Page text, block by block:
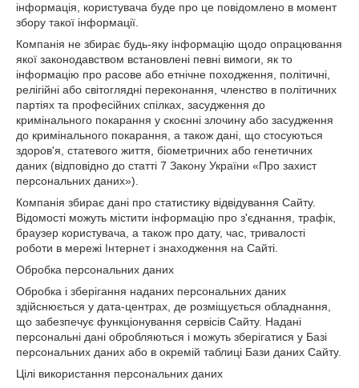
інформація, користувача буде про це повідомлено в момент
збору такої інформації.
Компанія не збирає будь-яку інформацію щодо опрацювання
якої законодавством встановлені певні вимоги, як то
інформацію про расове або етнічне походження, політичні,
релігійні або світоглядні переконання, членство в політичних
партіях та професійних спілках, засудження до
кримінального покарання у скоєнні злочину або засудження
до кримінального покарання, а також дані, що стосуються
здоров'я, статевого життя, біометричних або генетичних
даних (відповідно до статті 7 Закону України «Про захист
персональних даних»).
Компанія збирає дані про статистику відвідування Сайту.
Відомості можуть містити інформацію про з'єднання, трафік,
браузер користувача, а також про дату, час, тривалості
роботи в мережі Інтернет і знаходження на Сайті.
Обробка персональних даних
Обробка і зберігання наданих персональних даних
здійснюється у дата-центрах, де розміщується обладнання,
що забезпечує функціонування сервісів Сайту. Надані
персональні дані обробляються і можуть зберігатися у Базі
персональних даних або в окремій таблиці Бази даних Сайту.
Цілі використання персональних даних